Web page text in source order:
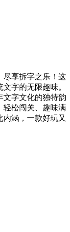
尽享拆字之乐！这
字的无限趣味。
文字文化的独特韵
轻松闯关、趣味满
涵，一款好玩又